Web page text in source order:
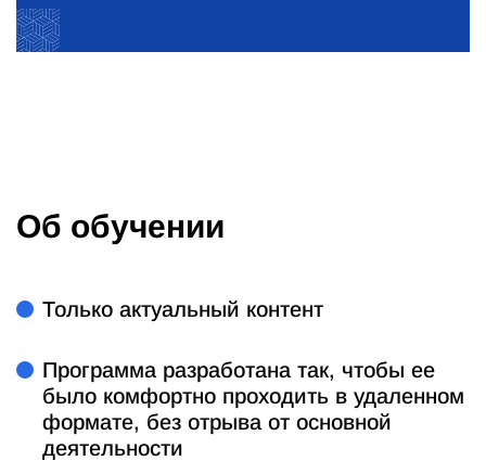
Об обучении
Только актуальный контент
Программа разработана так, чтобы ее
было комфортно проходить в удаленном
формате, без отрыва от основной
деятельности